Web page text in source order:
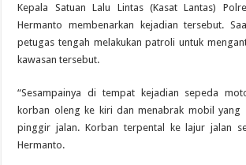
Kepala Satuan Lalu Lintas (Kasat Lantas)
Hermanto membenarkan kejadian tersebut.
petugas tengah melakukan patroli untuk
kawasan tersebut.
“Sesampainya di tempat kejadian sepeda
korban oleng ke kiri dan menabrak mobil yang
pinggir jalan. Korban terpental ke lajur jalan
Hermanto.